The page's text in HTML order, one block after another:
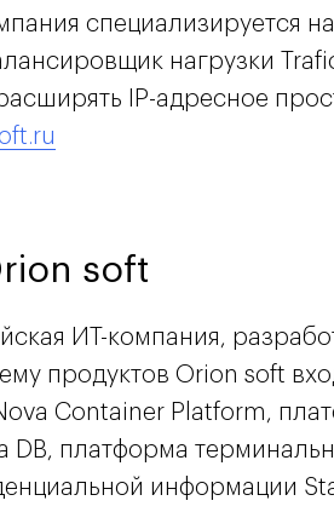
специализируется
нагрузки
IP-адресное
soft
ИТ-компания,
продуктов Orion soft
Container Platform,
DB, платформа
информации